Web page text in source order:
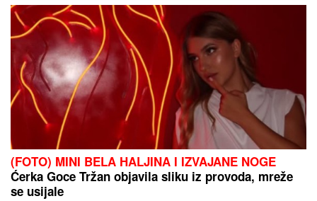
(FOTO) MINI BELA HALJINA I IZVAJANE NOGE
Ćerka Goce Tržan objavila sliku iz provoda, mreže
se usijale